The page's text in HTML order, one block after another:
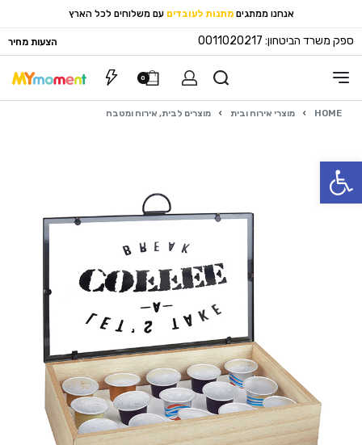
פתח סרגל נגישות
אנחנו ממתגים מתנות לעובדים עם משלוחים לכל הארץ
ספק משרד הביטחון: 0011020217 הצעות מחיר
0
HOME
› מוצרי אירוח ובית › מוצרים לבית, אירוח ומטבח